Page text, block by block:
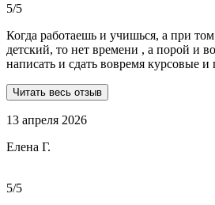
5/5
Когда работаешь и учишься, а при
детский, то нет времени , а порой и возможности успеть
написать и сдать вовремя курсовые
Dist-help. Все мои проблемы в полном
выполнили очень качественно,
реагируют и отвечают на все вопросы.
Читать весь отзыв
13 апреля 2026
Елена Г.
5/5